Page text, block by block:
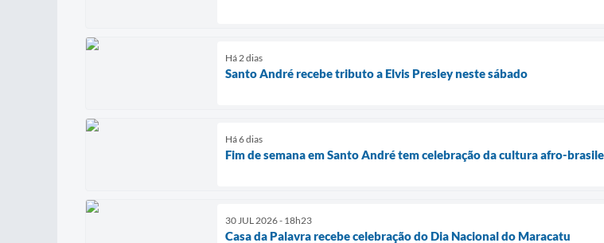
Há 2 dias
Santo André recebe tributo a Elvis Presley neste sábado
Há 6 dias
Fim de semana em Santo André tem celebração da cultura afro-
30 JUL 2026 - 18h23
Casa da Palavra recebe celebração do Dia Nacional do Maracatu